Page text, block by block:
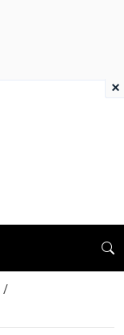
/
×